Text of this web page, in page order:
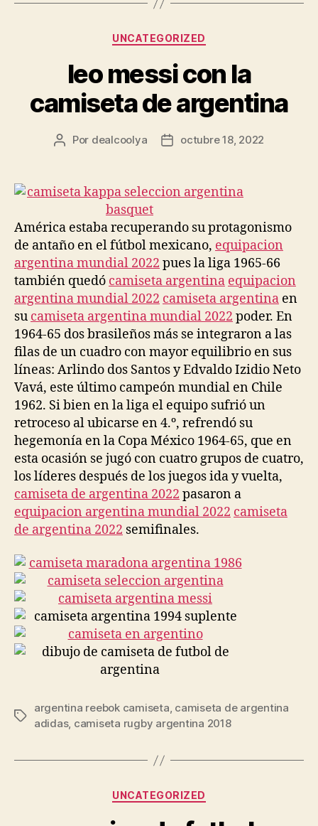
Categorías
UNCATEGORIZED
leo messi con la
camiseta de argentina
Autor
entrada
Por dealcoolya
Fecha
entrada
octubre 18, 2022
América estaba recuperando su protagonismo
de antaño en el fútbol mexicano, equipacion
argentina mundial 2022 pues la liga 1965-66
también quedó camiseta argentina equipacion
argentina mundial 2022 camiseta argentina en
su camiseta argentina mundial 2022 poder. En
1964-65 dos brasileños más se integraron a las
filas de un cuadro con mayor equilibrio en sus
líneas: Arlindo dos Santos y Edvaldo Izidio Neto
Vavá, este último campeón mundial en Chile
1962. Si bien en la liga el equipo sufrió un
retroceso al ubicarse en 4.º, refrendó su
hegemonía en la Copa México 1964-65, que en
esta ocasión se jugó con cuatro grupos de cuatro,
los líderes después de los juegos ida y vuelta,
camiseta de argentina 2022 pasaron a
equipacion argentina mundial 2022 camiseta
de argentina 2022 semifinales.
Etiquetas
argentina reebok camiseta, camiseta de argentina
adidas, camiseta rugby argentina 2018
Categorías
UNCATEGORIZED